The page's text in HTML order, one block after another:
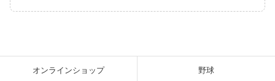
オンラインショップ 野球